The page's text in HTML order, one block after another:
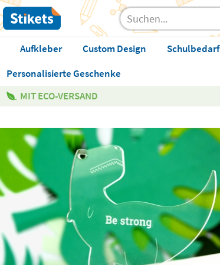
Aufkleber Custom Design Schulbedarf
Personalisierte Geschenke
MIT ECO-VERSAND